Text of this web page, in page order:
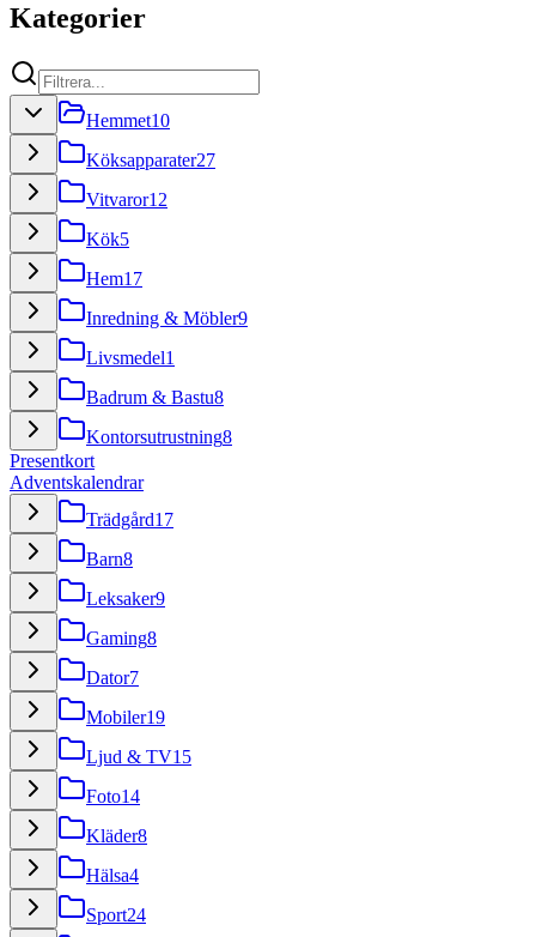
Kategorier
Hemmet10
Köksapparater27
Vitvaror12
Kök5
Hem17
Inredning & Möbler9
Livsmedel1
Badrum & Bastu8
Kontorsutrustning8
Presentkort
Adventskalendrar
Trädgård17
Barn8
Leksaker9
Gaming8
Dator7
Mobiler19
Ljud & TV15
Foto14
Kläder8
Hälsa4
Sport24